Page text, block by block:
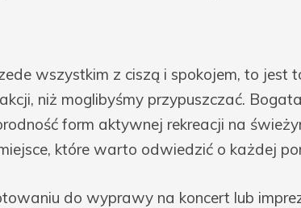
wszystkim z ciszą i spokojem, to jest
niż moglibyśmy przypuszczać.
form aktywnej rekreacji na
które warto odwiedzić o każdej
do wyprawy na koncert lub